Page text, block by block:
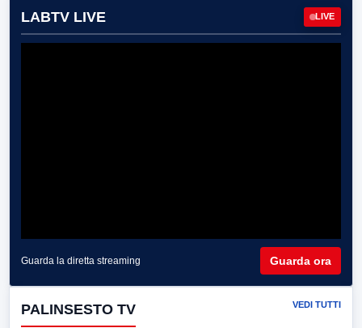
LABTV LIVE LIVE
Guarda la diretta streaming Guarda ora
PALINSESTO TV VEDI TUTTI